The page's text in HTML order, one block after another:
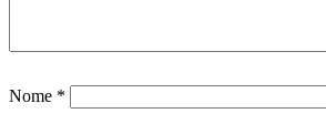
Nome *